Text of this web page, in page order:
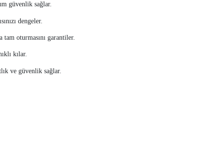
güvenlik sağlar.
dengeler.
tam oturmasını garantiler.
kılar.
ve güvenlik sağlar.